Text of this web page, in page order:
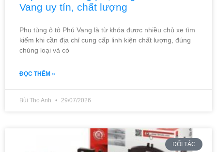
Vang uy tín, chất lượng
Phụ tùng ô tô Phú Vang là từ khóa được nhiều chủ xe tìm
kiếm khi cần địa chỉ cung cấp linh kiện chất lượng, đúng
chủng loại và có
ĐỌC THÊM »
Bùi Thọ Anh 29/07/2026
ĐỐI TÁC